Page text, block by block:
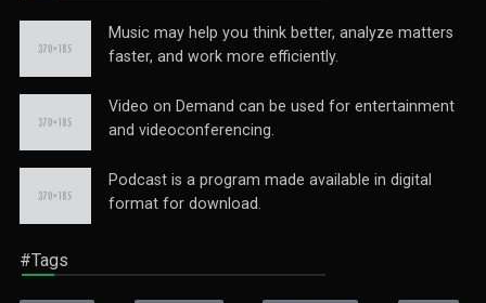
Music may help you think better, analyze matters
faster, and work more efficiently.
Video on Demand can be used for entertainment
and videoconferencing.
Podcast is a program made available in digital
format for download.
#Tags